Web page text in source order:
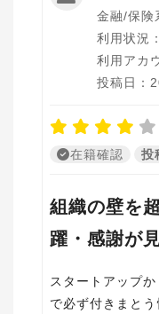
金融/保険
利用状況
利用アカ
投稿日：
在籍確認
投
組織の壁を
躍・感謝が
スタートアップ
で必ず付きまと